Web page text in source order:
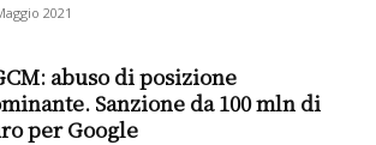
2021
abuso di posizione
Sanzione da 100 mln di
per Google